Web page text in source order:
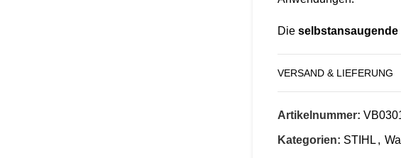
Die selbstansaugende
Vibrationsdämpfer
Belastungen und
VERSAND & LIEFERUNG
Artikelnummer:
Kategorien: STIHL ,